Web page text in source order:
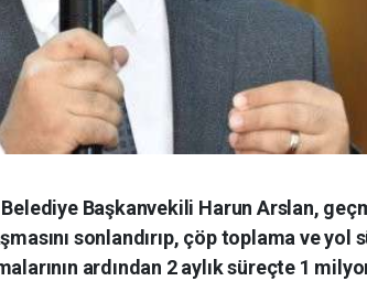
Belediye Başkanvekili Harun Arslan,
sonlandırıp, çöp toplama ve
ardından 2 aylık süreçte 1